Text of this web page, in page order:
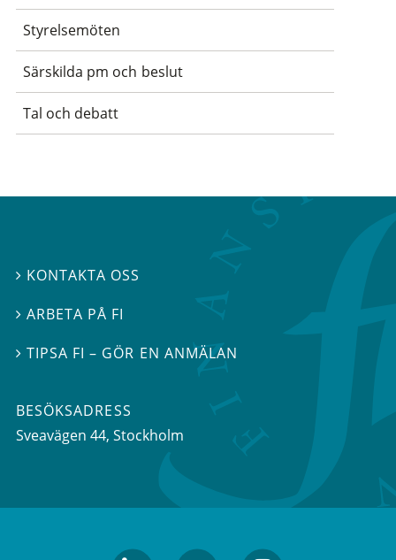
Styrelsemöten
Särskilda pm och beslut
Tal och debatt
 KONTAKTA OSS
 ARBETA PÅ FI
TIPSA FI – GÖR EN ANMÄLAN
BESÖKSADRESS
Sveavägen 44, Stockholm